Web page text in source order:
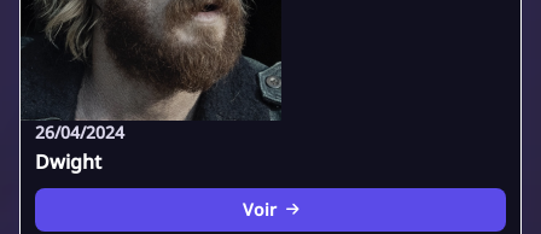
26/04/2024
Dwight
Voir